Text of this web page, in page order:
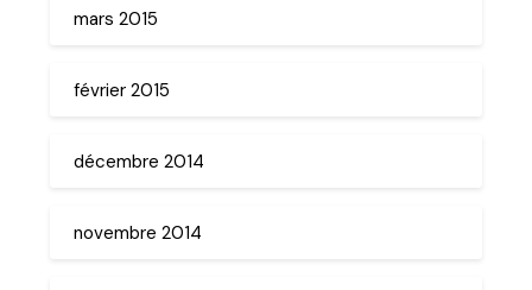
mars 2015
février 2015
décembre 2014
novembre 2014